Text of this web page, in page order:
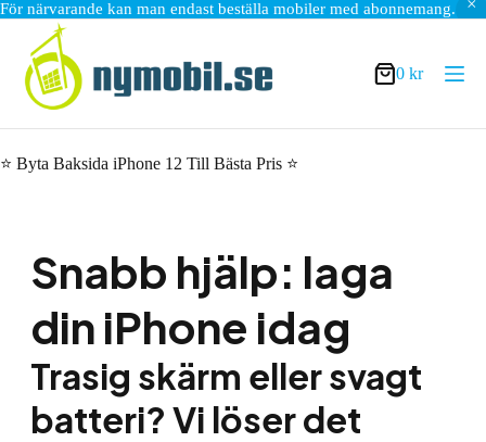
För närvarande kan man endast beställa mobiler med abonnemang.
innehåll
Varukorg
0 kr
⭐ Byta Baksida iPhone 12 Till Bästa Pris ⭐
Snabb hjälp: laga
din iPhone idag
Trasig skärm eller svagt
batteri? Vi löser det